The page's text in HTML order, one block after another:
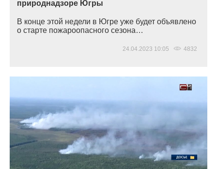
природнадзоре Югры
В конце этой недели в Югре уже будет объявлено
о старте пожароопасного сезона…
24.04.2023 10:05 4832